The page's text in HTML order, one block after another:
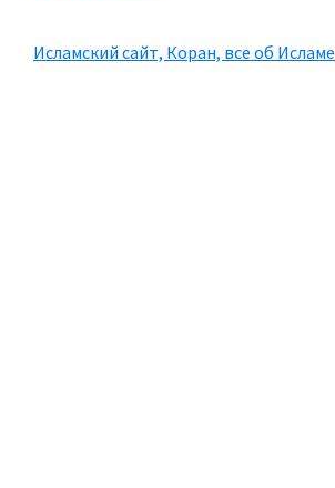
Исламский сайт, Коран, все об Исламе